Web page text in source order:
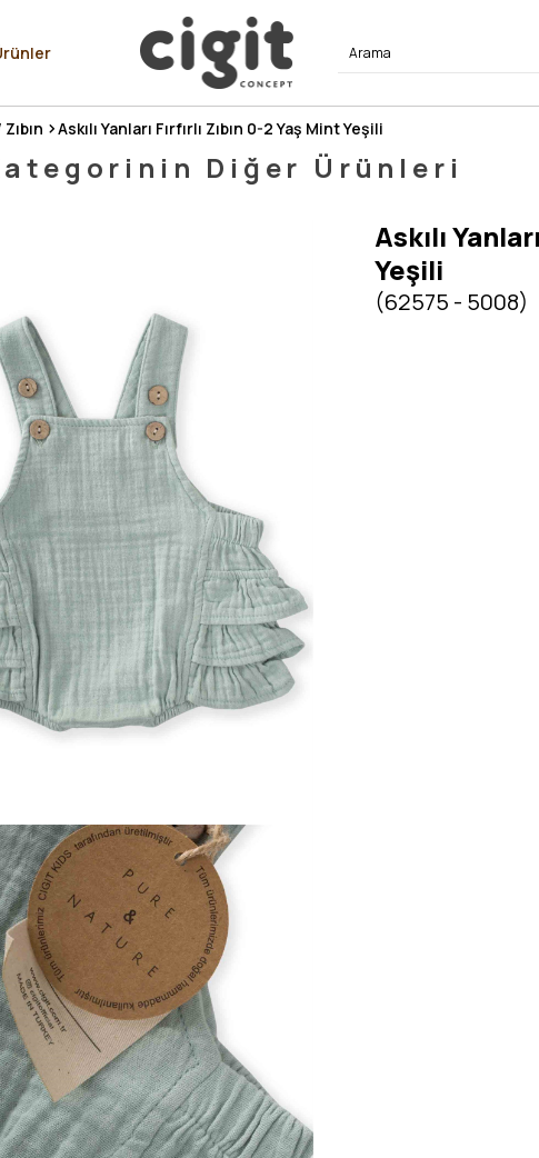
Askılı Yanları Fırfırlı Zıbın 0-2 Yaş Mint Yeşili
Diğer Ürünleri
Askılı
Yeşili
(62575 - 5008)